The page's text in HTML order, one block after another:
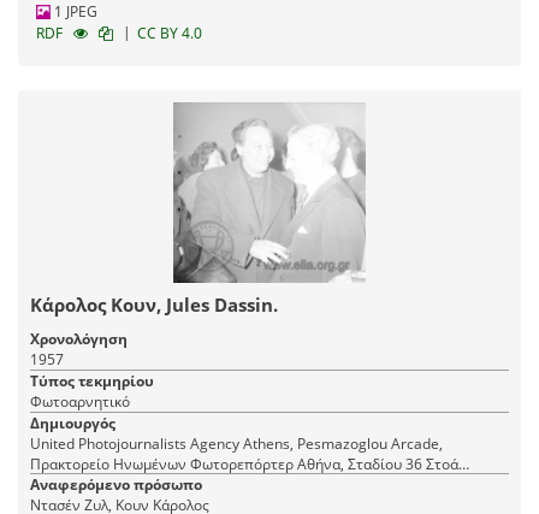
1 JPEG
RDF
| CC BY 4.0
Κάρολος Κουν, Jules Dassin.
Χρονολόγηση
1957
Τύπος τεκμηρίου
Φωτοαρνητικό
Δημιουργός
United Photojournalists Agency Athens, Pesmazoglou Arcade,
Πρακτορείο Ηνωμένων Φωτορεπόρτερ Αθήνα, Σταδίου 36 Στοά
Πεσμαζόγλου, τηλ. 22-348
Αναφερόμενο πρόσωπο
Ντασέν Ζυλ, Κουν Κάρολος